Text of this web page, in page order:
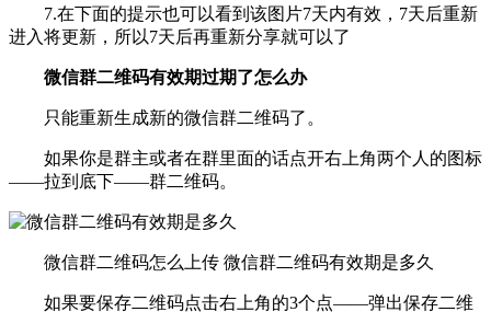
7.在下面的提示也可以看到该图片7天内有效，7天后重新
进入将更新，所以7天后再重新分享就可以了
微信群二维码有效期过期了怎么办
只能重新生成新的微信群二维码了。
如果你是群主或者在群里面的话点开右上角两个人的图标
——拉到底下——群二维码。
微信群二维码怎么上传 微信群二维码有效期是多久
如果要保存二维码点击右上角的3个点——弹出保存二维